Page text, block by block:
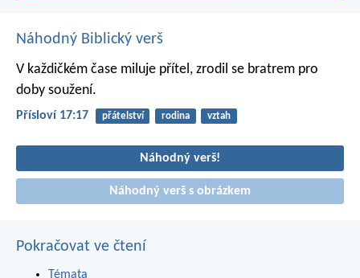
Náhodný Biblický verš
V každičkém čase miluje přítel, zrodil se bratrem pro
doby soužení.
Přísloví 17:17 přátelství rodina vztah
Náhodný verš!
Náhodný verš s obrázkem
Pokračovat ve čtení
Témata